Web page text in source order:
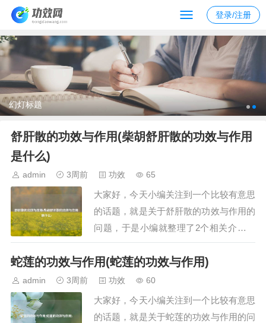
登录/注册
幻灯标题
舒肝散的功效与作用(柴胡舒肝散的功效与作用
是什么)
admin 3周前 功效 65
大家好，今天小编关注到一个比较有意思
的话题，就是关于舒肝散的功效与作用的
问题，于是小编就整理了2个相关介绍舒
肝散的功效与作用的解答，让我们一起看
看吧。文章目录：舒肝散的功效与作用柴
胡舒肝散的功效与作用是什么一、舒肝散
的功效与作用舒肝散具有舒肝理气、散郁
调经的功效，主要用于治疗肝气不舒及肝
蛇莲的功效与作用(蛇莲的功效与作用)
admin 3周前 功效 60
大家好，今天小编关注到一个比较有意思
的话题，就是关于蛇莲的功效与作用的问